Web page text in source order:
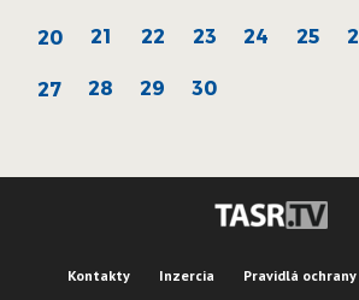
20 21 22 23 24 25
27 28 29 30
Kontakty Inzercia Pravidlá